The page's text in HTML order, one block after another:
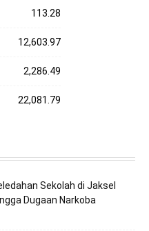
113.28
12,603.97
2,286.49
22,081.79
Sekolah di Jaksel
Dugaan Narkoba